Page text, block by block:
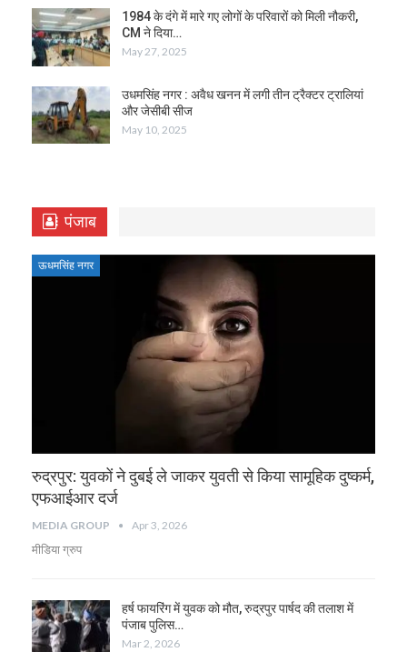
1984 के दंगे में मारे गए लोगों के परिवारों को मिली नौकरी,
CM ने दिया…
May 27, 2025
उधमसिंह नगर : अवैध खनन में लगी तीन ट्रैक्टर ट्रालियां
और जेसीबी सीज
May 10, 2025
पंजाब
ऊधमसिंह नगर
रुद्रपुर: युवकों ने दुबई ले जाकर युवती से किया सामूहिक दुष्कर्म,
एफआईआर दर्ज
MEDIA GROUP Apr 3, 2026
मीडिया ग्रुप
हर्ष फायरिंग में युवक को मौत, रुद्रपुर पार्षद की तलाश में
पंजाब पुलिस…
Mar 2, 2026